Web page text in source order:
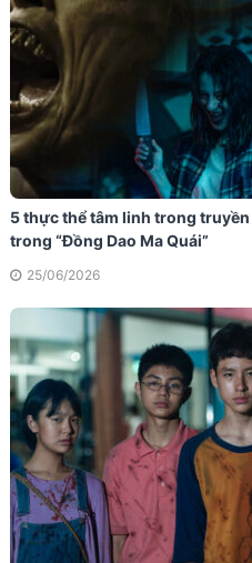
5 thực thể tâm linh trong
trong “Đồng Dao Ma Quái”
25/06/2026